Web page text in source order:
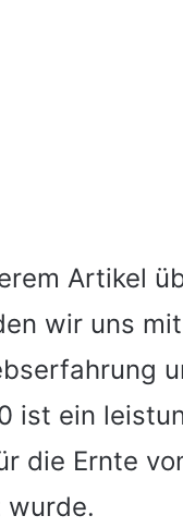
Artikel
wir uns
ist ein
die Ernte
wurde.